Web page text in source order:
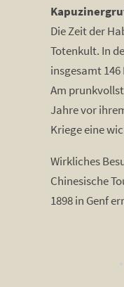
Die Zeit der
Totenkult. In
insgesamt
Am
Jahre vor
Kriege eine
Wirkliches
Chinesische
1898 in Genf